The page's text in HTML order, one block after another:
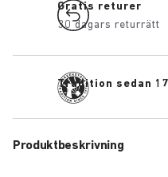
Gratis returer
30 dagars returrätt
Tradition sedan
Produktbeskrivning